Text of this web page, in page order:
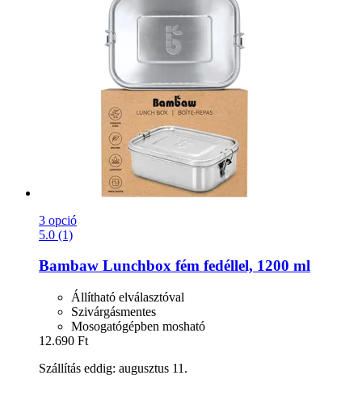
3 opció
5.0 (1)
Bambaw Lunchbox fém fedéllel, 1200 ml
Állítható elválasztóval
Szivárgásmentes
Mosogatógépben mosható
12.690 Ft
Szállítás eddig: augusztus 11.